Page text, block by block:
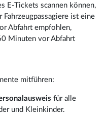
E-Tickets scannen können,
ist eine
Abfahrt empfohlen,
Minuten vor Abfahrt
mitführen:
für alle
und Kleinkinder.